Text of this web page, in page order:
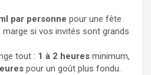
par personne pour une fête
si vos invités sont grands
tout : 1 à 2 heures minimum,
pour un goût plus fondu.